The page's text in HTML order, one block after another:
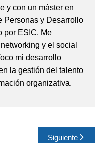
y con un máster en
Personas y Desarrollo
por ESIC. Me
y el social
mi desarrollo
la gestión del talento
organizativa.
Siguiente